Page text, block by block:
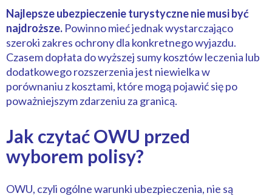
Najlepsze ubezpieczenie turystyczne nie musi być
najdroższe. Powinno mieć jednak wystarczająco
szeroki zakres ochrony dla konkretnego wyjazdu.
Czasem dopłata do wyższej sumy kosztów leczenia lub
dodatkowego rozszerzenia jest niewielka w
porównaniu z kosztami, które mogą pojawić się po
poważniejszym zdarzeniu za granicą.
Jak czytać OWU przed
wyborem polisy?
OWU, czyli ogólne warunki ubezpieczenia, nie są